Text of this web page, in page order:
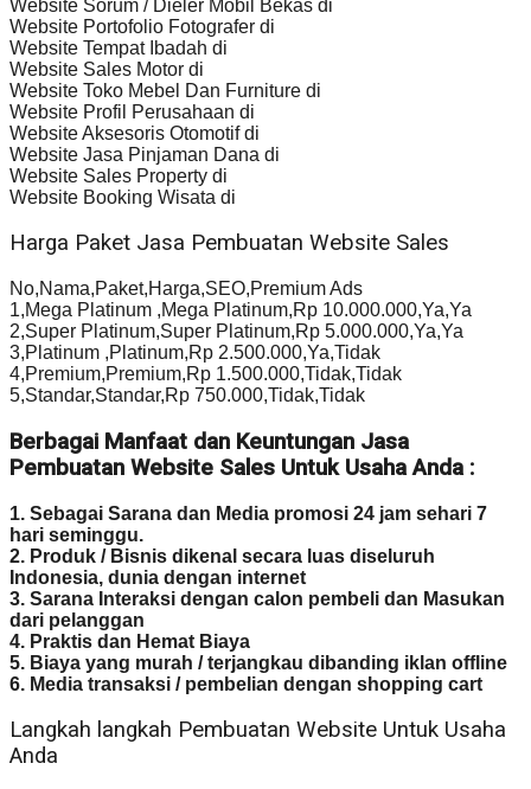
Website Sorum / Dieler Mobil Bekas di
Website Portofolio Fotografer di
Website Tempat Ibadah di
Website Sales Motor di
Website Toko Mebel Dan Furniture di
Website Profil Perusahaan di
Website Aksesoris Otomotif di
Website Jasa Pinjaman Dana di
Website Sales Property di
Website Booking Wisata di
Harga Paket Jasa Pembuatan Website Sales
No,Nama,Paket,Harga,SEO,Premium Ads
1,Mega Platinum ,Mega Platinum,Rp 10.000.000,Ya,Ya
2,Super Platinum,Super Platinum,Rp 5.000.000,Ya,Ya
3,Platinum ,Platinum,Rp 2.500.000,Ya,Tidak
4,Premium,Premium,Rp 1.500.000,Tidak,Tidak
5,Standar,Standar,Rp 750.000,Tidak,Tidak
Berbagai Manfaat dan Keuntungan Jasa
Pembuatan Website Sales Untuk Usaha Anda :
1. Sebagai Sarana dan Media promosi 24 jam sehari 7
hari seminggu.
2. Produk / Bisnis dikenal secara luas diseluruh
Indonesia, dunia dengan internet
3. Sarana Interaksi dengan calon pembeli dan Masukan
dari pelanggan
4. Praktis dan Hemat Biaya
5. Biaya yang murah / terjangkau dibanding iklan offline
6. Media transaksi / pembelian dengan shopping cart
Langkah langkah Pembuatan Website Untuk Usaha
Anda